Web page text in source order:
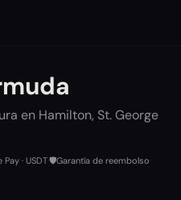
en Hamilton, St. George
· USDT🛡️Garantía de reembolso